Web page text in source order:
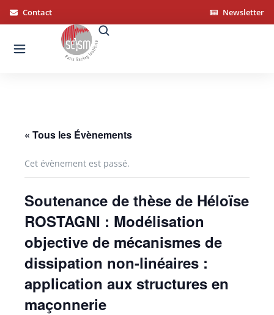
Contact Newsletter
« Tous les Évènements
Cet évènement est passé.
Soutenance de thèse de Héloïse
ROSTAGNI : Modélisation
objective de mécanismes de
dissipation non-linéaires :
application aux structures en
maçonnerie
Panneau de gestion des cookies